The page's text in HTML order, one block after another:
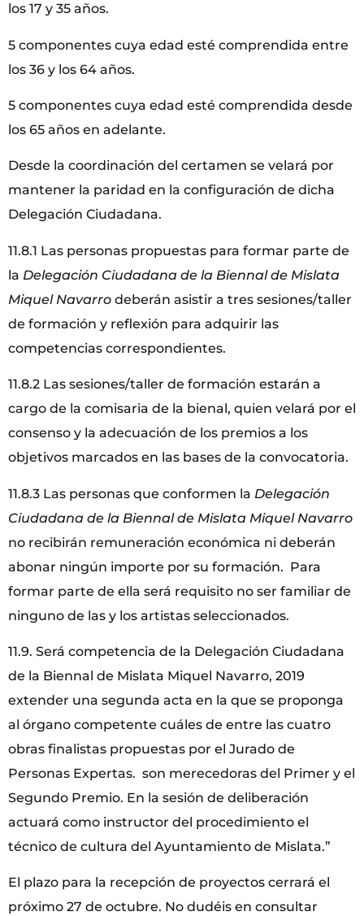
los 17 y 35 años.
5 componentes cuya edad esté comprendida entre
los 36 y los 64 años.
5 componentes cuya edad esté comprendida desde
los 65 años en adelante.
Desde la coordinación del certamen se velará por
mantener la paridad en la configuración de dicha
Delegación Ciudadana.
11.8.1 Las personas propuestas para formar parte de
la Delegación Ciudadana de la Biennal de Mislata
Miquel Navarro deberán asistir a tres sesiones/taller
de formación y reflexión para adquirir las
competencias correspondientes.
11.8.2 Las sesiones/taller de formación estarán a
cargo de la comisaria de la bienal, quien velará por el
consenso y la adecuación de los premios a los
objetivos marcados en las bases de la convocatoria.
11.8.3 Las personas que conformen la Delegación
Ciudadana de la Biennal de Mislata Miquel Navarro
no recibirán remuneración económica ni deberán
abonar ningún importe por su formación. Para
formar parte de ella será requisito no ser familiar de
ninguno de las y los artistas seleccionados.
11.9. Será competencia de la Delegación Ciudadana
de la Biennal de Mislata Miquel Navarro, 2019
extender una segunda acta en la que se proponga
al órgano competente cuáles de entre las cuatro
obras finalistas propuestas por el Jurado de
Personas Expertas. son merecedoras del Primer y el
Segundo Premio. En la sesión de deliberación
actuará como instructor del procedimiento el
técnico de cultura del Ayuntamiento de Mislata.”
El plazo para la recepción de proyectos cerrará el
próximo 27 de octubre. No dudéis en consultar